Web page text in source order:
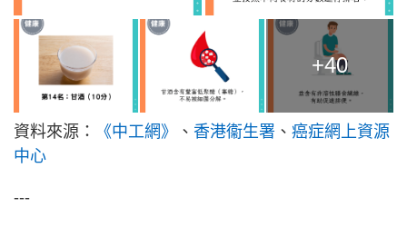
+40
資料來源： 《中工網》 、 香港衞生署 、 癌症網上資源
中心
---